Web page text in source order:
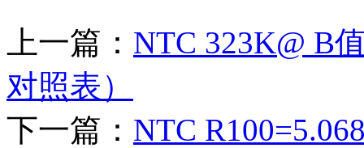
上一篇： NTC 323K@ B
对照表）
下一篇： NTC